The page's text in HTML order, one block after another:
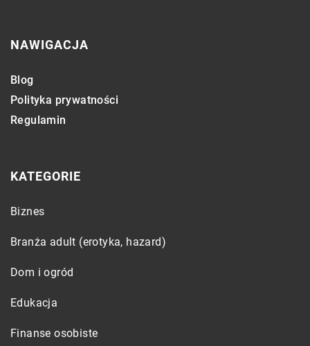
NAWIGACJA
Blog
Polityka prywatności
Regulamin
KATEGORIE
Biznes
Branża adult (erotyka, hazard)
Dom i ogród
Edukacja
Finanse osobiste